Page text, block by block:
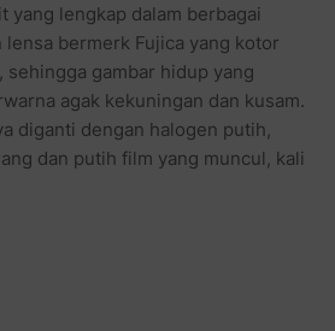
yang lengkap dalam berbagai
lensa bermerk Fujica yang kotor
sehingga gambar hidup yang
agak kekuningan dan kusam.
diganti dengan halogen putih,
dan putih film yang muncul, kali